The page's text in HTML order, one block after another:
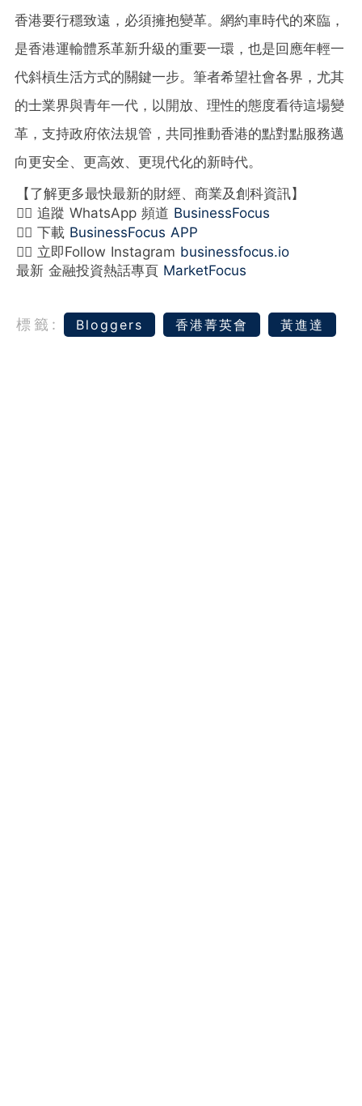
香港要行穩致遠，必須擁抱變革。網約車時代的來臨，
是香港運輸體系革新升級的重要一環，也是回應年輕一
代斜槓生活方式的關鍵一步。筆者希望社會各界，尤其
的士業界與青年一代，以開放、理性的態度看待這場變
革，支持政府依法規管，共同推動香港的點對點服務邁
向更安全、更高效、更現代化的新時代。
【了解更多最快最新的財經、商業及創科資訊】
👉🏻 追蹤 WhatsApp 頻道 BusinessFocus
👉🏻 下載 BusinessFocus APP
👉🏻 立即Follow Instagram businessfocus.io
最新 金融投資熱話專頁 MarketFocus
標籤: Bloggers 香港菁英會 黃進達